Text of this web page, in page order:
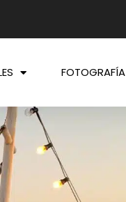
FOTOGRAFÍA